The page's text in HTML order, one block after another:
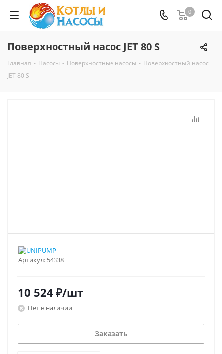
0
Поверхностный насос JET 80 S
Главная - Насосы - Поверхностные насосы - Поверхностный насос
JET 80 S
Артикул: 54338
10 524 ₽/шт
Нет в наличии
Заказать